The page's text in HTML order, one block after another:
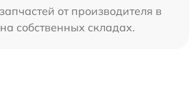
от производителя в
собственных складах.